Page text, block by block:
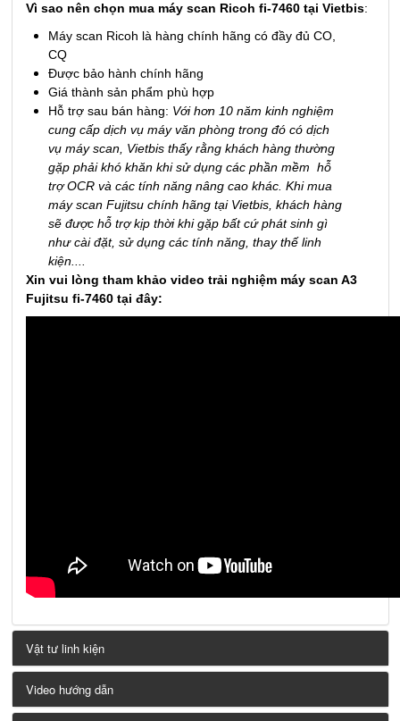
Vì sao nên chọn mua máy scan Ricoh fi-7460 tại Vietbis:
Máy scan Ricoh là hàng chính hãng có đầy đủ CO,
CQ
Được bảo hành chính hãng
Giá thành sản phẩm phù hợp
Hỗ trợ sau bán hàng: Với hơn 10 năm kinh nghiệm
cung cấp dịch vụ máy văn phòng trong đó có dịch
vụ máy scan, Vietbis thấy rằng khách hàng thường
gặp phải khó khăn khi sử dụng các phần mềm hỗ
trợ OCR và các tính năng nâng cao khác. Khi mua
máy scan Fujitsu chính hãng tại Vietbis, khách hàng
sẽ được hỗ trợ kịp thời khi gặp bất cứ phát sinh gì
như cài đặt, sử dụng các tính năng, thay thế linh
kiện....
Xin vui lòng tham khảo video trải nghiệm máy scan A3
Fujitsu fi-7460 tại đây:
Vật tư linh kiện
Video hướng dẫn